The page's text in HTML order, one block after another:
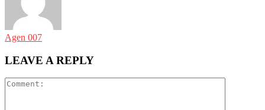
Agen 007
LEAVE A REPLY